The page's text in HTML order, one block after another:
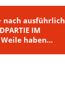
nach
IM
Weile haben…